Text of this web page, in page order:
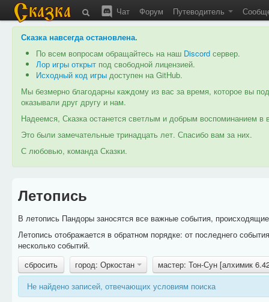
Чат Форум Путеводитель
Сказка навсегда остановлена.
По всем вопросам обращайтесь на наш Discord сервер.
Лор игры открыт под свободной лицензией.
Исходный код игры доступен на GitHub.
Мы безмерно благодарны каждому из вас за время, которое вы
оказывали друг другу и нам.
Надеемся, Сказка останется светлым и добрым воспоминанием
Это были замечательные тринадцать лет. Спасибо вам за них.
С любовью, команда Сказки.
Летопись
В летопись Пандоры заносятся все важные события,
Летопись отображается в обратном порядке: от последнего
несколько событий.
сбросить
город: Оркостан
мастер: Тон-Сун [алхимик
Не найдено записей, отвечающих условиям поиска